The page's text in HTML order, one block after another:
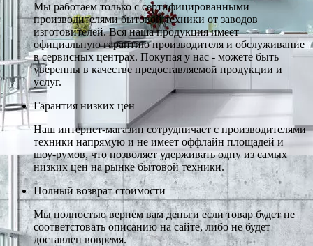
Мы работаем только с сертифицированными
производителями бытовой техники от заводов
изготовителей. Вся наша продукция имеет
официальную гарантию производителя и обслуживание
в сервисных центрах. Покупая у нас - можете быть
уверенны в качестве предоставляемой продукции и
услуг.
Гарантия низких цен
Наш интернет-магазин сотрудничает с производителями
техники напрямую и не имеет оффлайн площадей и
шоу-румов, что позволяет удерживать одну из самых
низких цен на рынке бытовой техники.
Полный возврат стоимости
Мы полностью вернем вам деньги если товар будет не
соответстовать описанию на сайте, либо не будет
доставлен вовремя.